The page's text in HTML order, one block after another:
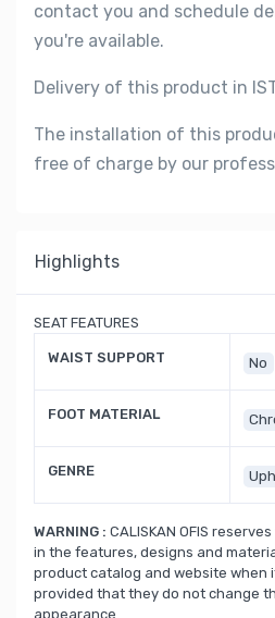
contact you and schedule
you're available.
Delivery of this product in
The installation of this
free of charge by our
Highlights
SEAT FEATURES
WAIST SUPPORT No
FOOT MATERIAL
GENRE
WARNING : CALISKAN OFIS
in the features, designs and
product catalog and website when
provided that they do not change
appearance.